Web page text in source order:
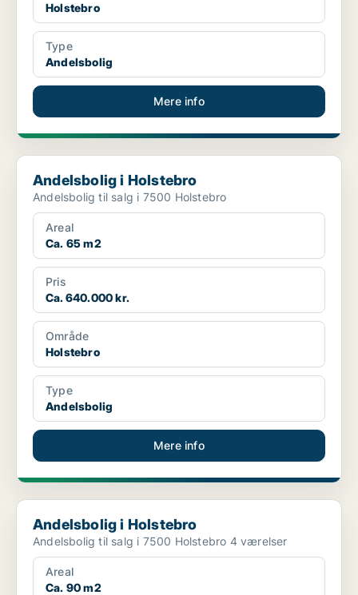
Holstebro
Type
Andelsbolig
Mere info
Andelsbolig i Holstebro
Andelsbolig i Holstebro
Andelsbolig til salg i 7500 Holstebro
Areal
Ca. 65 m2
Pris
Ca. 640.000 kr.
Område
Holstebro
Type
Andelsbolig
Mere info
Andelsbolig i Holstebro
Andelsbolig i Holstebro
Andelsbolig til salg i 7500 Holstebro 4 værelser
Areal
Ca. 90 m2